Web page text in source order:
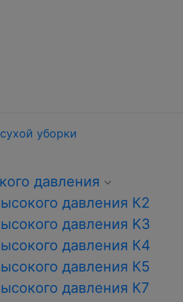
уборки
давления
давления К2
давления K3
давления К4
давления К5
давления К7